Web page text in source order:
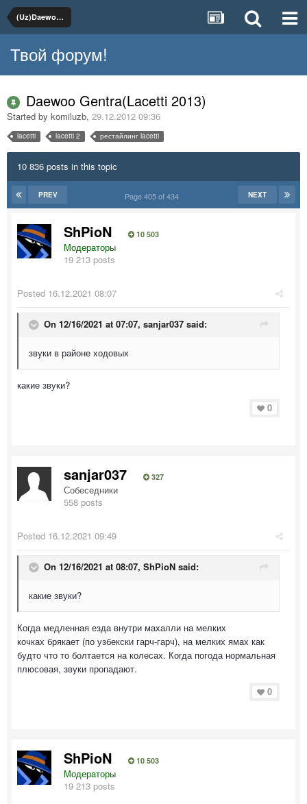
(Uz)Daewoo, Chevrolet
Твой форум!
Daewoo Gentra(Lacetti 2013)
Started by komiluzb, 29.12.2012 09:36
lacetti lacetti 2 рестайлинг lacetti
10 836 posts in this topic
PREV NEXT
Page 405 of 434
ShPioN 10 503
Модераторы
19 213 posts
Posted 16.12.2021 08:07
On 12/16/2021 at 07:07, sanjar037 said:
звуки в районе ходовых
какие звуки?
0
sanjar037 327
Собеседники
558 posts
Posted 16.12.2021 09:49
On 12/16/2021 at 08:07, ShPioN said:
какие звуки?
Когда медленная езда внутри махалли на мелких
кочках брякает (по узбекски гарч-гарч), на мелких ямах как
будто что то болтается на колесах. Когда погода нормальная
плюсовая, звуки пропадают.
0
ShPioN 10 503
Модераторы
19 213 posts